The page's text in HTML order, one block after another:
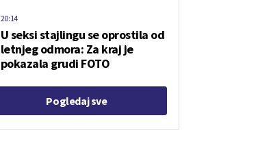
U seksi stajlingu se oprostila od
letnjeg odmora: Za kraj je
pokazala grudi FOTO
20:14
Pogledaj sve